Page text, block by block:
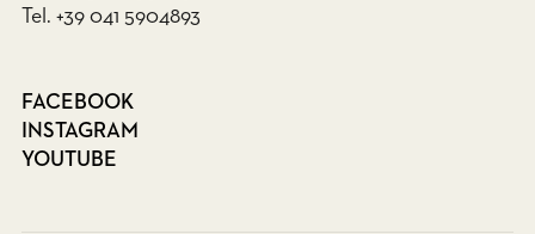
Tel. +39 041 5904893
FACEBOOK
INSTAGRAM
YOUTUBE